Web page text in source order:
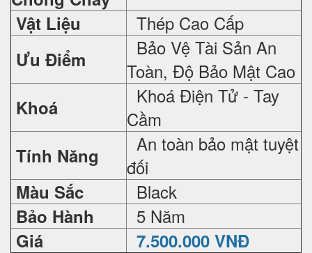
Vật Liệu Thép Cao Cấp
Ưu Điểm
Bảo Vệ Tài Sản An
Toàn, Độ Bảo Mật Cao
Khoá
Khoá Điện Tử - Tay
Cầm
Tính Năng
An toàn bảo mật tuyệt
đối
Màu Sắc Black
Bảo Hành 5 Năm
Giá 7.500.000 VNĐ